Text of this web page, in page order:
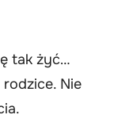
tak żyć…
rodzice. Nie